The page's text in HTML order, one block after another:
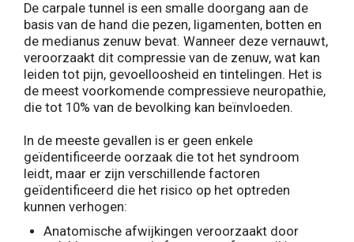
De carpale tunnel is een smalle doorgang aan de
basis van de hand die pezen, ligamenten, botten en
de medianus zenuw bevat. Wanneer deze vernauwt,
veroorzaakt dit compressie van de zenuw, wat kan
leiden tot pijn, gevoelloosheid en tintelingen. Het is
de meest voorkomende compressieve neuropathie,
die tot 10% van de bevolking kan beïnvloeden.
In de meeste gevallen is er geen enkele
geïdentificeerde oorzaak die tot het syndroom
leidt, maar er zijn verschillende factoren
geïdentificeerd die het risico op het optreden
kunnen verhogen:
Anatomische afwijkingen veroorzaakt door